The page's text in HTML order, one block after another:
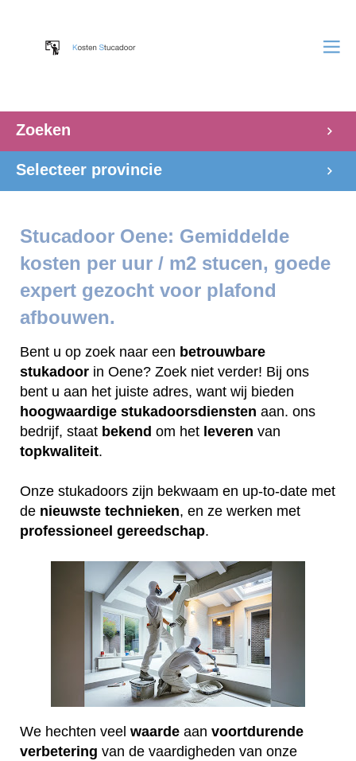
Zoeken
Selecteer provincie
Stucadoor Oene: Gemiddelde
kosten per uur / m2 stucen, goede
expert gezocht voor plafond
afbouwen.
Bent u op zoek naar een betrouwbare
stukadoor in Oene? Zoek niet verder! Bij ons
bent u aan het juiste adres, want wij bieden
hoogwaardige stukadoorsdiensten aan. ons
bedrijf, staat bekend om het leveren van
topkwaliteit.
Onze stukadoors zijn bekwaam en up-to-date met
de nieuwste technieken, en ze werken met
professioneel gereedschap.
We hechten veel waarde aan voortdurende
verbetering van de vaardigheden van onze